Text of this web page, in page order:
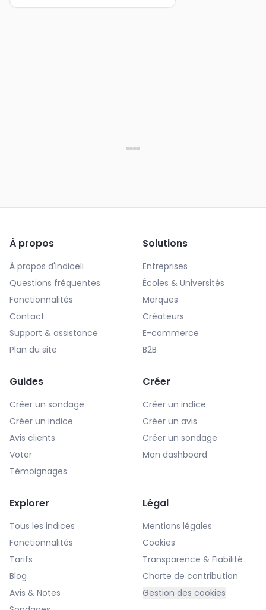
À propos
À propos d'Indiceli
Questions fréquentes
Fonctionnalités
Contact
Support & assistance
Plan du site
Solutions
Entreprises
Écoles & Universités
Marques
Créateurs
E-commerce
B2B
Guides
Créer un sondage
Créer un indice
Avis clients
Voter
Témoignages
Créer
Créer un indice
Créer un avis
Créer un sondage
Mon dashboard
Explorer
Tous les indices
Fonctionnalités
Tarifs
Blog
Avis & Notes
Légal
Mentions légales
Cookies
Transparence & Fiabilité
Charte de contribution
Gestion des cookies